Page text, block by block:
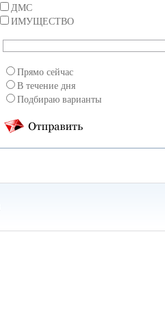
ДМС
ИМУЩЕСТВО
Прямо сейчас
В течение дня
Подбираю варианты